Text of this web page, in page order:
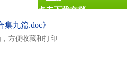
集九篇.doc》
方便收藏和打印
点击下载文档
文档为doc格式